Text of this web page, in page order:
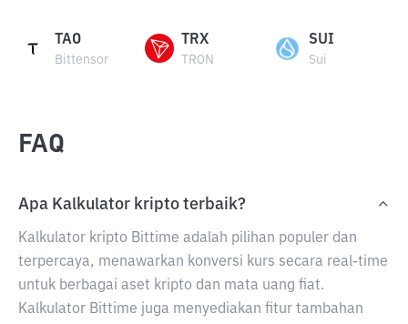
TAO
Bittensor
TRX
TRON
SUI
Sui
FAQ
Apa Kalkulator kripto terbaik?
Kalkulator kripto Bittime adalah pilihan populer dan
terpercaya, menawarkan konversi kurs secara real-time
untuk berbagai aset kripto dan mata uang fiat.
Kalkulator Bittime juga menyediakan fitur tambahan